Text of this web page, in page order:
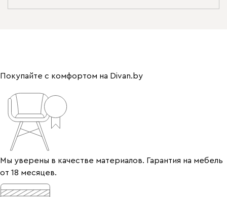
Покупайте с комфортом на Divan.by
Мы уверены в качестве материалов. Гарантия на мебель
от 18 месяцев.